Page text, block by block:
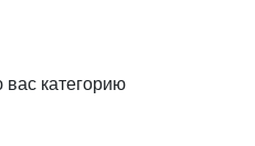
категорию